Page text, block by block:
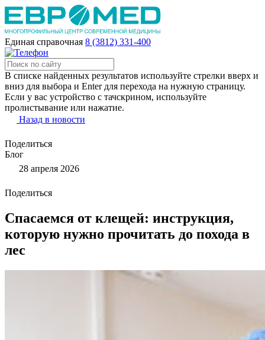
Единая справочная 8 (3812) 331-400
В списке найденных результатов используйте стрелки вверх и
вниз для выбора и Enter для перехода на нужную страницу.
Если у вас устройство с тачскрином, используйте
пролистывание или нажатие.
Назад в новости
Поделиться
Блог
28 апреля 2026
Поделиться
Спасаемся от клещей: инструкция,
которую нужно прочитать до похода в
лес